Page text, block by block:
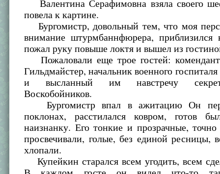
Валентина Серафимовна взяла своего
повела к картине.
Бургомистр, довольный тем, что моя
внимание штурмбаннфюрера,
пожал руку повыше локтя и вышел из
Пожаловали еще трое гостей:
Гильдмайстер, начальник военного
и высланный им навстречу
Воскобойников.
Бургомистр впал в ажитацию Он
поклонах, расстилался ковром, готов
наизнанку. Его тонкие и прозрачные,
просвечивали, голые, без единой ресницы,
хлопали.
Купейкин старался всем угодить, всем